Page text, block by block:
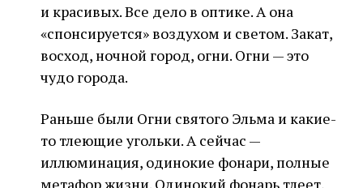
и красивых. Все дело в оптике. А она
«спонсируется» воздухом и светом. Закат,
восход, ночной город, огни. Огни — это
чудо города.
Раньше были Огни святого Эльма и какие-
то тлеющие угольки. А сейчас —
иллюминация, одинокие фонари, полные
метафор жизни. Одинокий фонарь тлеет,